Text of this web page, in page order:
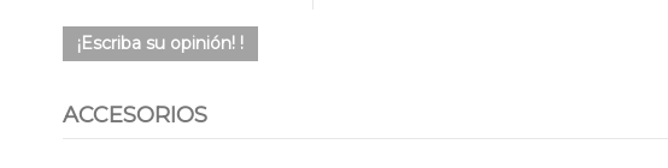
¡Escriba su opinión! !
ACCESORIOS